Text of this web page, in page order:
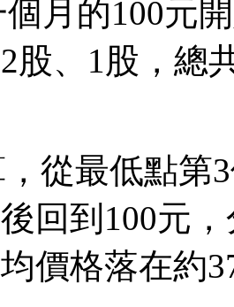
月的100元
股、1股，總
從最低點第
回到100元
價格落在約